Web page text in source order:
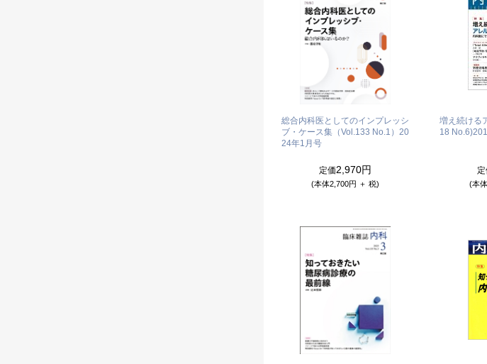
総合内科医としてのインプレッシ
ブ・ケース集（Vol.133 No.1） 20
24年1月号
定価2,970円
(本体2,700円 ＋ 税)
増え続ける
18 No.6)
(本